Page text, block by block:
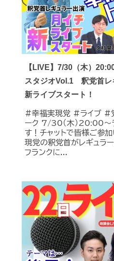
【LIVE】7/30（木）
スタジオVol.1 釈党首レ
新ライブスタート！
#幸福実現党 #ライブ #
ーク 7/30（木）20:00～
す！チャットで皆様ご参
現党の釈党首がレギュラ
フランクに...